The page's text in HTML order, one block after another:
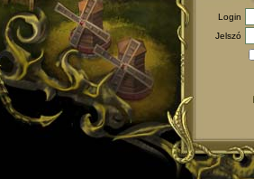
Login
Jelszó